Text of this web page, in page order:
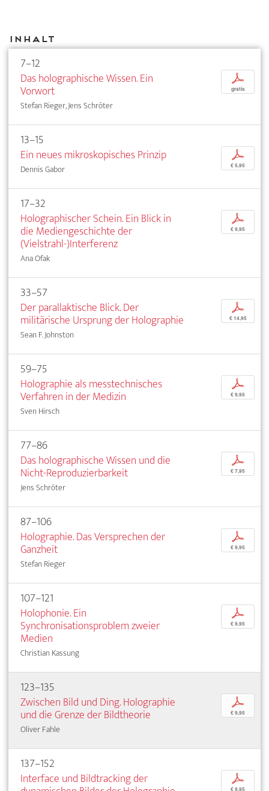
Inhalt
7–12
Das holographische Wissen. Ein
Vorwort
Stefan Rieger, Jens Schröter
p
gratis
13–15
Ein neues mikroskopisches Prinzip
Dennis Gabor
p
€ 5,95
17–32
Holographischer Schein. Ein Blick in
die Mediengeschichte der
(Vielstrahl-)Interferenz
Ana Ofak
p
€ 9,95
33–57
Der parallaktische Blick. Der
militärische Ursprung der Holographie
Sean F. Johnston
p
€ 14,95
59–75
Holographie als messtechnisches
Verfahren in der Medizin
Sven Hirsch
p
€ 9,95
77–86
Das holographische Wissen und die
Nicht-Reproduzierbarkeit
Jens Schröter
p
€ 7,95
87–106
Holographie. Das Versprechen der
Ganzheit
Stefan Rieger
p
€ 9,95
107–121
Holophonie. Ein
Synchronisationsproblem zweier
Medien
Christian Kassung
p
€ 9,95
123–135
Zwischen Bild und Ding. Holographie
und die Grenze der Bildtheorie
Oliver Fahle
p
€ 9,95
137–152
Interface und Bildtracking der
p
€ 9,95